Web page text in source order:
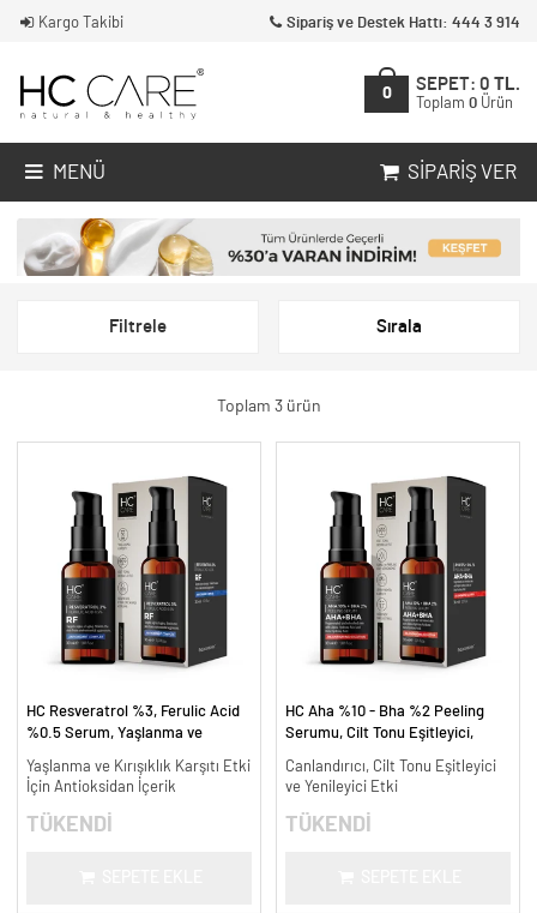
Kargo Takibi Sipariş ve Destek Hattı: 444 3 914
0
SEPET: 0 TL.
Toplam 0 Ürün
MENÜ SIPARIŞ VER
Filtrele Sırala
Toplam 3 ürün
HC Resveratrol %3, Ferulic Acid
%0.5 Serum, Yaşlanma ve
Yaşlanma ve Kırışıklık Karşıtı Etki
İçin Antioksidan İçerik
TÜKENDİ
HC Aha %10 - Bha %2 Peeling
Serumu, Cilt Tonu Eşitleyici,
Canlandırıcı, Cilt Tonu Eşitleyici
ve Yenileyici Etki
TÜKENDİ